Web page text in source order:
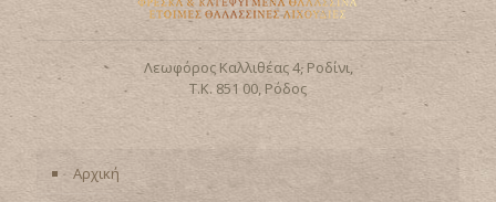
Λεωφόρος Καλλιθέας 4, Ροδίνι,
Τ.Κ. 851 00, Ρόδος
Αρχική